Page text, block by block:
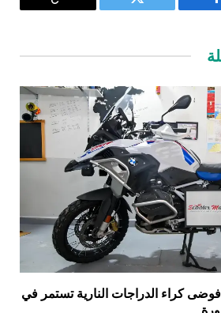
فيسبوك تويتر
Copy
كراء الدراجات النارية تستمر في